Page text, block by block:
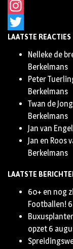
Facebook
Instagram
Twitter
LAATSTE REACTIES
Nelleke de
Berkelmans
Peter
Berkelmans
Twan de
Berkelmans
Jan van
Jan en Roos
Berkelmans
LAATSTE
60+ en nog
Footballen!
opzet 6